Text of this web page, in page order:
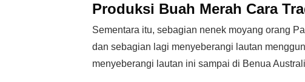
Produksi Buah Merah Cara
Sementara itu, sebagian nenek moyang orang
dan sebagian lagi menyeberangi lautan
menyeberangi lautan ini sampai di Benua